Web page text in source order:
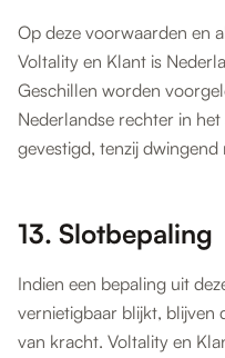
Op deze voorwaarden en
Voltality en Klant is
Geschillen worden
Nederlandse rechter in
gevestigd, tenzij
13. Slotbepaling
Indien een bepaling uit
vernietigbaar blijkt, blijven
van kracht. Voltality en